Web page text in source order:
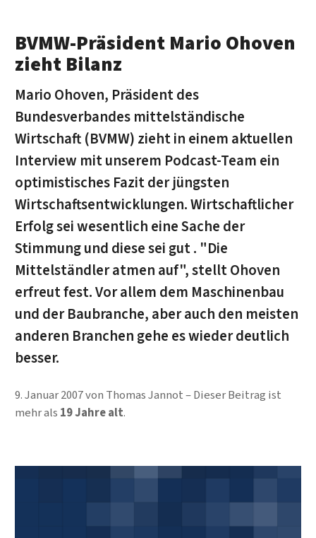
BVMW-Präsident Mario Ohoven
zieht Bilanz
Mario Ohoven, Präsident des
Bundesverbandes mittelständische
Wirtschaft (BVMW) zieht in einem aktuellen
Interview mit unserem Podcast-Team ein
optimistisches Fazit der jüngsten
Wirtschaftsentwicklungen. Wirtschaftlicher
Erfolg sei wesentlich eine Sache der
Stimmung und diese sei gut . "Die
Mittelständler atmen auf", stellt Ohoven
erfreut fest. Vor allem dem Maschinenbau
und der Baubranche, aber auch den meisten
anderen Branchen gehe es wieder deutlich
besser.
9. Januar 2007von Thomas Jannot
Dieser Beitrag ist
mehr als 19 Jahre alt.